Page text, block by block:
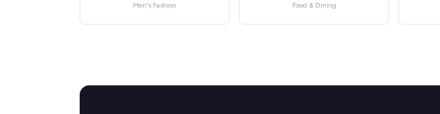
Men's Fashion Food & Dining